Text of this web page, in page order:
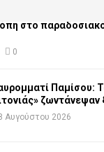
στο
0
Παμίσου:
Αυγούστου 2026